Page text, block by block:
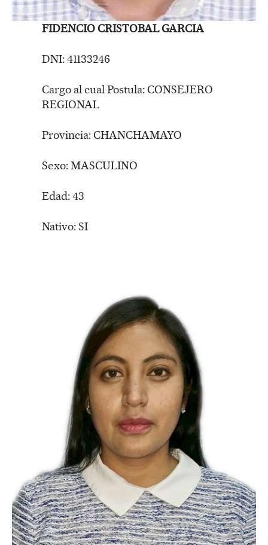
FIDENCIO CRISTOBAL GARCIA
DNI: 41133246
Cargo al cual Postula: CONSEJERO
REGIONAL
Provincia: CHANCHAMAYO
Sexo: MASCULINO
Edad: 43
Nativo: SI